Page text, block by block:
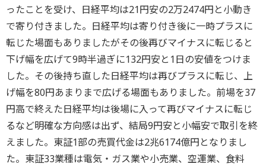
ったことを受け、日経平均は21円安の2万2474円と小動き
で寄り付きました。日経平均は寄り付き後に一時プラスに
転じた場面もありましたがその後再びマイナスに転じると
下げ幅を広げて9時半過ぎに132円安と1日の安値をつけま
した。その後持ち直した日経平均は再びプラスに転じ、上
げ幅を80円あまりまで広げる場面もありました。前場を37
円高で終えた日経平均は後場に入って再びマイナスに転じ
るなど明確な方向感は出ず、結局9円安と小幅安で取引を終
えました。東証1部の売買代金は2兆6174億円となりまし
た。東証33業種は電気・ガス業や小売業、空運業、食料